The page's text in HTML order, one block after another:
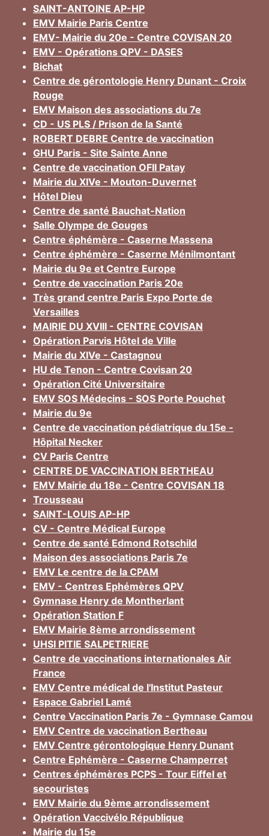
SAINT-ANTOINE AP-HP
EMV Mairie Paris Centre
EMV- Mairie du 20e - Centre COVISAN 20
EMV - Opérations QPV - DASES
Bichat
Centre de gérontologie Henry Dunant - Croix
Rouge
EMV Maison des associations du 7e
CD - US PLS / Prison de la Santé
ROBERT DEBRE Centre de vaccination
GHU Paris - Site Sainte Anne
Centre de vaccination OFII Patay
Mairie du XIVe - Mouton-Duvernet
Hôtel Dieu
Centre de santé Bauchat-Nation
Salle Olympe de Gouges
Centre éphémère - Caserne Massena
Centre éphémère - Caserne Ménilmontant
Mairie du 9e et Centre Europe
Centre de vaccination Paris 20e
Très grand centre Paris Expo Porte de
Versailles
MAIRIE DU XVIII - CENTRE COVISAN
Opération Parvis Hôtel de Ville
Mairie du XIVe - Castagnou
HU de Tenon - Centre Covisan 20
Opération Cité Universitaire
EMV SOS Médecins - SOS Porte Pouchet
Mairie du 9e
Centre de vaccination pédiatrique du 15e -
Hôpital Necker
CV Paris Centre
CENTRE DE VACCINATION BERTHEAU
EMV Mairie du 18e - Centre COVISAN 18
Trousseau
SAINT-LOUIS AP-HP
CV - Centre Médical Europe
Centre de santé Edmond Rotschild
Maison des associations Paris 7e
EMV Le centre de la CPAM
EMV - Centres Ephémères QPV
Gymnase Henry de Montherlant
Opération Station F
EMV Mairie 8ème arrondissement
UHSI PITIE SALPETRIERE
Centre de vaccinations internationales Air
France
EMV Centre médical de l'Institut Pasteur
Espace Gabriel Lamé
Centre Vaccination Paris 7e - Gymnase Camou
EMV Centre de vaccination Bertheau
EMV Centre gérontologique Henry Dunant
Centre Ephémère - Caserne Champerret
Centres éphémères PCPS - Tour Eiffel et
secouristes
EMV Mairie du 9ème arrondissement
Opération Vaccivélo République
Mairie du 15e